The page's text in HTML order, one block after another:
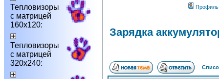
Тепловизоры
с матрицей
160х120:
Тепловизоры
с матрицей
320х240:
Профиль
Зарядка